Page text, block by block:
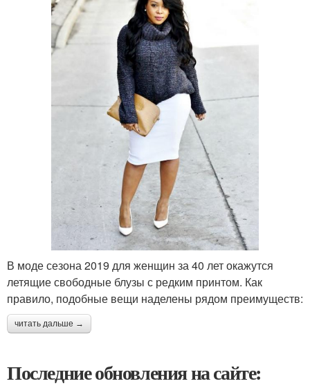
В моде сезона 2019 для женщин за 40 лет окажутся
летящие свободные блузы с редким принтом. Как
правило, подобные вещи наделены рядом преимуществ:
читать дальше →
Последние обновления на сайте: